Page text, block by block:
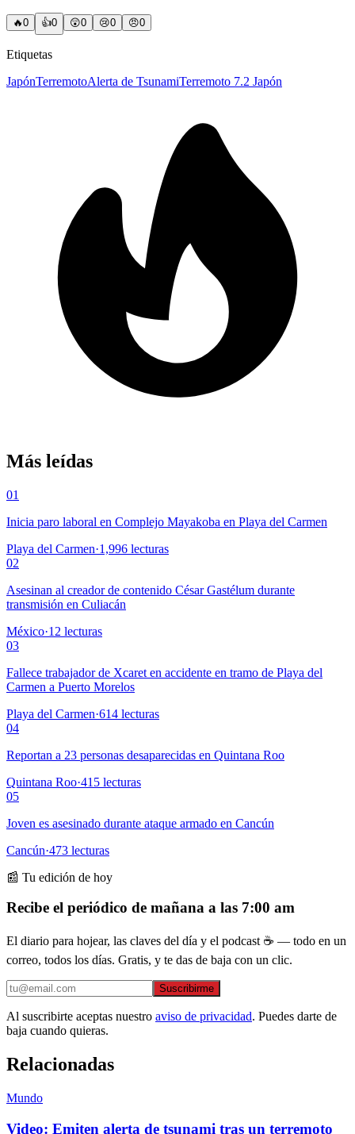
🔥0 👍0 😲0 😢0 😠0
Etiquetas
JapónTerremotoAlerta de TsunamiTerremoto 7.2 Japón
Más leídas
01
Inicia paro laboral en Complejo Mayakoba en Playa del Carmen
Playa del Carmen·1,996 lecturas
02
Asesinan al creador de contenido César Gastélum durante
transmisión en Culiacán
México·12 lecturas
03
Fallece trabajador de Xcaret en accidente en tramo de Playa del
Carmen a Puerto Morelos
Playa del Carmen·614 lecturas
04
Reportan a 23 personas desaparecidas en Quintana Roo
Quintana Roo·415 lecturas
05
Joven es asesinado durante ataque armado en Cancún
Cancún·473 lecturas
📰 Tu edición de hoy
Recibe el periódico de mañana a las 7:00 am
El diario para hojear, las claves del día y el podcast ☕ — todo en un
correo, todos los días. Gratis, y te das de baja con un clic.
Suscribirme
Al suscribirte aceptas nuestro aviso de privacidad. Puedes darte de
baja cuando quieras.
Relacionadas
Mundo
Video: Emiten alerta de tsunami tras un terremoto